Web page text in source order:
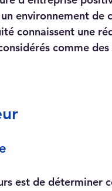
environnement de
connaissent une
comme
est de déterminer